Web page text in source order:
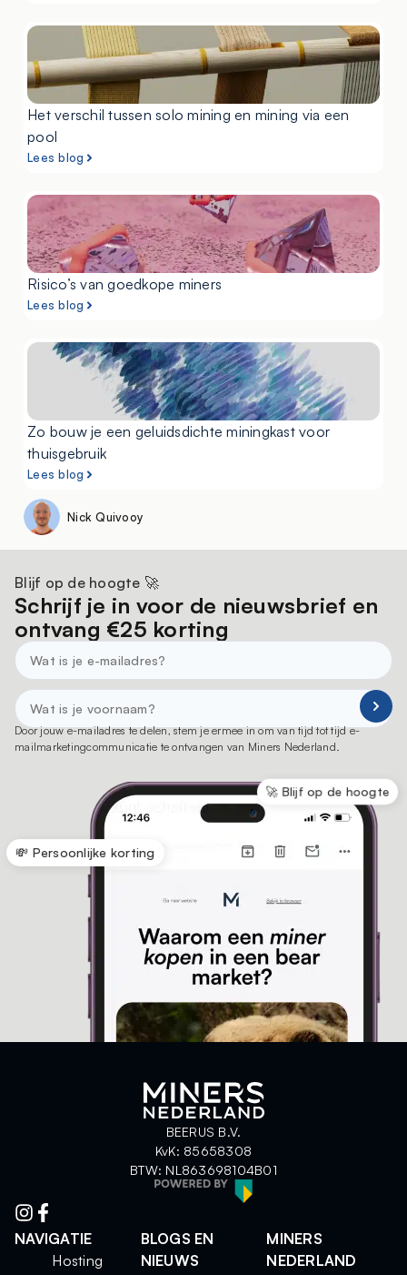
Het verschil tussen solo mining en mining via een
pool
Lees blog
Risico’s van goedkope miners
Lees blog
Zo bouw je een geluidsdichte miningkast voor
thuisgebruik
Lees blog
Nick Quivooy
Blijf op de hoogte 🚀
Schrijf je in voor de nieuwsbrief en
ontvang €25 korting
Door jouw e-mailadres te delen, stem je ermee in om van tijd tot tijd e-
mailmarketingcommunicatie te ontvangen van Miners Nederland.
💸 Persoonlijke korting
🚀 Blijf op de hoogte
BEERUS B.V.
KvK: 85658308
BTW: NL863698104B01
NAVIGATIE
Hosting
BLOGS EN
NIEUWS
MINERS
NEDERLAND